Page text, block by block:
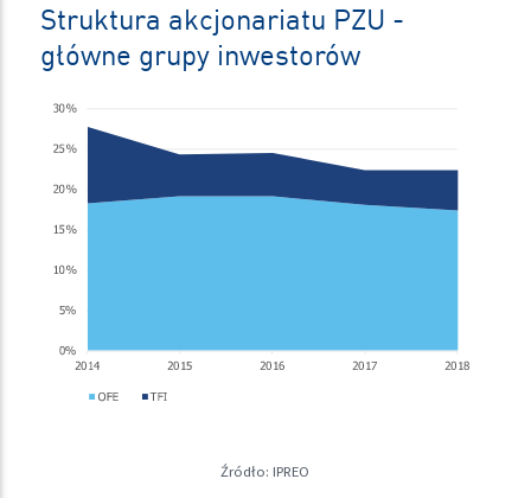
Struktura akcjonariatu PZU -
główne grupy inwestorów
Źródło: IPREO